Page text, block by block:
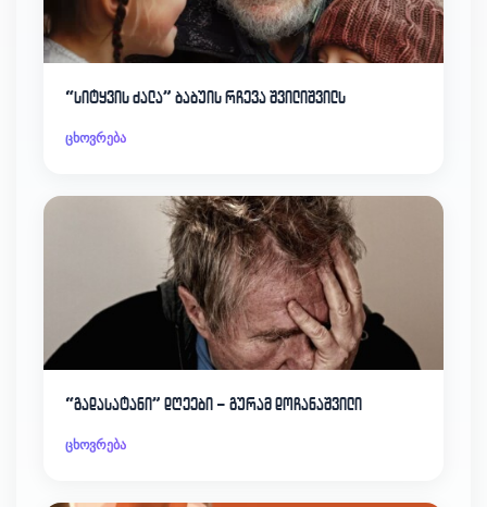
“სიტყვის ძალა” ბაბუის რჩევა შვილიშვილს
ცხოვრება
“გადასატანი” დღეები – გურამ დოჩანაშვილი
ცხოვრება